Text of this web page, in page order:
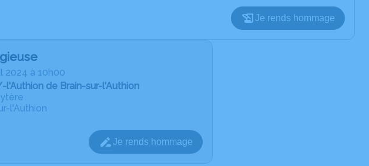
Je rends hommage
2024 à 10h00
l'Authion de Brain-sur-l'Authion
l'Authion
Je rends hommage